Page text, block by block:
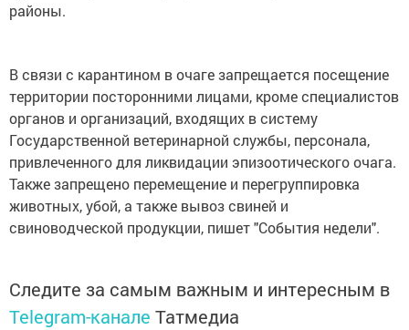
районы.
В связи с карантином в очаге запрещается посещение
территории посторонними лицами, кроме специалистов
органов и организаций, входящих в систему
Государственной ветеринарной службы, персонала,
привлеченного для ликвидации эпизоотического очага.
Также запрещено перемещение и перегруппировка
животных, убой, а также вывоз свиней и
свиноводческой продукции, пишет "События недели".
Следите за самым важным и интересным в
Telegram-канале Татмедиа